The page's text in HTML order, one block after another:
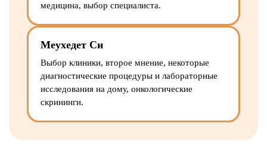
медицина, выбор специалиста.
Меухедет Си
Выбор клиники, второе мнение, некоторые
диагностические процедуры и лабораторные
исследования на дому, онкологические
скрининги.